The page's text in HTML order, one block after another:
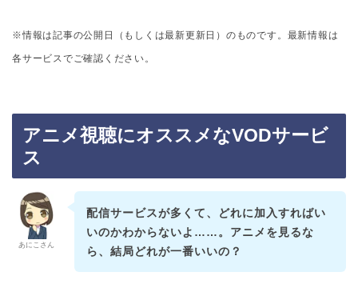
※情報は記事の公開日（もしくは最新更新日）のものです。 最新情報は
各サービスでご確認ください。
アニメ視聴にオススメなVODサービ
ス
あにこさん
配信サービスが多くて、どれに加入すればい
いのかわからないよ……。アニメを見るな
ら、結局どれが一番いいの？